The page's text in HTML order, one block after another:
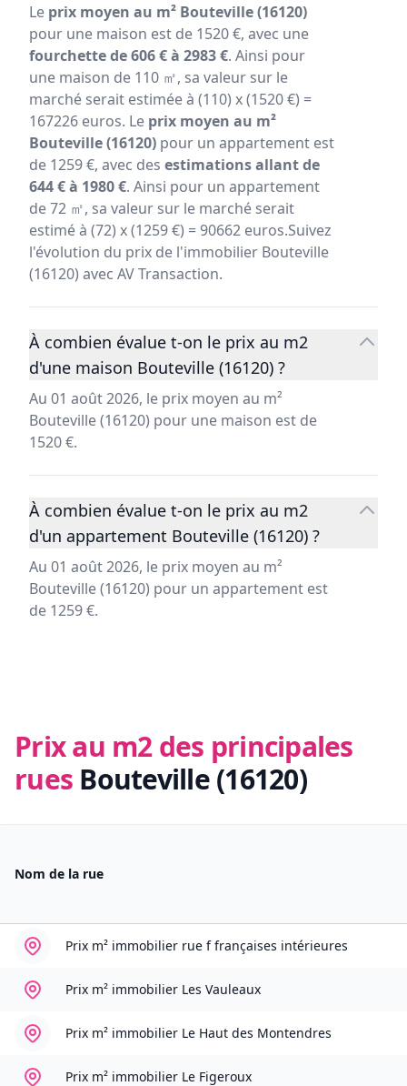
Le prix moyen au m² Bouteville (16120)
pour une maison est de 1520 €, avec une
fourchette de 606 € à 2983 €. Ainsi pour
une maison de 110 ㎡, sa valeur sur le
marché serait estimée à (110) x (1520 €) =
167226 euros. Le prix moyen au m²
Bouteville (16120) pour un appartement est
de 1259 €, avec des estimations allant de
644 € à 1980 €. Ainsi pour un appartement
de 72 ㎡, sa valeur sur le marché serait
estimé à (72) x (1259 €) = 90662 euros.Suivez
l'évolution du prix de l'immobilier Bouteville
(16120) avec AV Transaction.
À combien évalue t-on le prix au m2
d'une maison Bouteville (16120) ?
Au 01 août 2026, le prix moyen au m²
Bouteville (16120) pour une maison est de
1520 €.
À combien évalue t-on le prix au m2
d'un appartement Bouteville (16120) ?
Au 01 août 2026, le prix moyen au m²
Bouteville (16120) pour un appartement est
de 1259 €.
Prix au m2 des principales
rues Bouteville (16120)
Nom de la rue
Prix m² immobilier rue f françaises intérieures
Prix m² immobilier Les Vauleaux
Prix m² immobilier Le Haut des Montendres
Prix m² immobilier Le Figeroux